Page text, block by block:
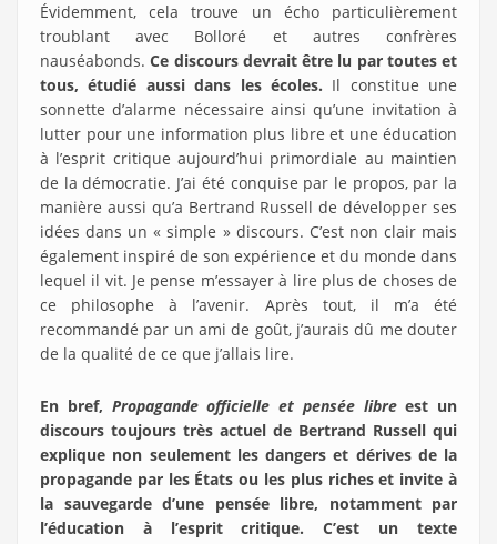
Évidemment, cela trouve un écho particulièrement
troublant avec Bolloré et autres confrères
nauséabonds.Ce discours devrait être lu par toutes et
tous, étudié aussi dans les écoles. Il constitue une
sonnette d’alarme nécessaire ainsi qu’une invitation à
lutter pour une information plus libre et une éducation
à l’esprit critique aujourd’hui primordiale au maintien
de la démocratie. J’ai été conquise par le propos, par la
manière aussi qu’a Bertrand Russell de développer ses
idées dans un « simple » discours. C’est non clair mais
également inspiré de son expérience et du monde dans
lequel il vit. Je pense m’essayer à lire plus de choses de
ce philosophe à l’avenir. Après tout, il m’a été
recommandé par un ami de goût, j’aurais dû me douter
de la qualité de ce que j’allais lire.
En bref, Propagande officielle et pensée libreest un
discours toujours très actuel de Bertrand Russell qui
explique non seulement les dangers et dérives de la
propagande par les États ou les plus riches et invite à
la sauvegarde d’une pensée libre, notamment par
l’éducation à l’esprit critique. C’est un texte